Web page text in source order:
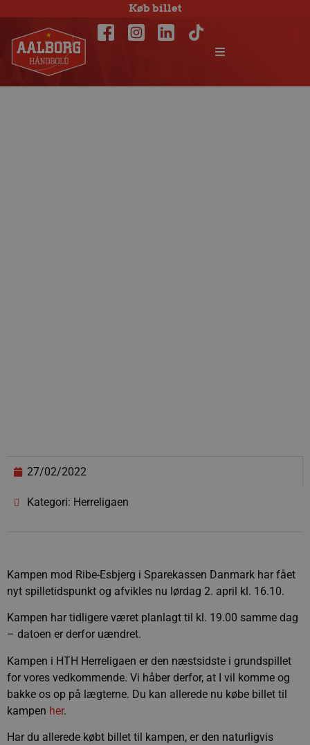
Køb billet
27/02/2022
Kategori: Herreligaen
Kampen mod Ribe-Esbjerg i Sparekassen Danmark har fået
nyt spilletidspunkt og afvikles nu lørdag 2. april kl. 16.10.
Kampen har tidligere været planlagt til kl. 19.00 samme dag
– datoen er derfor uændret.
Kampen i HTH Herreligaen er den næstsidste i grundspillet
for vores vedkommende. Vi håber derfor, at I vil komme og
bakke os op på lægterne. Du kan allerede nu købe billet til
kampen her.
Har du allerede købt billet til kampen, er den naturligvis